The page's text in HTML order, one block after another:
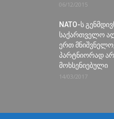
06/12/2015
NATO-ს
საქართველო
ერთ
პარტნიორად
მოხსენიებული
14/03/2017